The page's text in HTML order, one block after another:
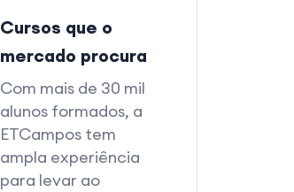
Cursos que o
mercado procura
Com mais de 30 mil
alunos formados, a
ETCampos tem
ampla experiência
para levar ao